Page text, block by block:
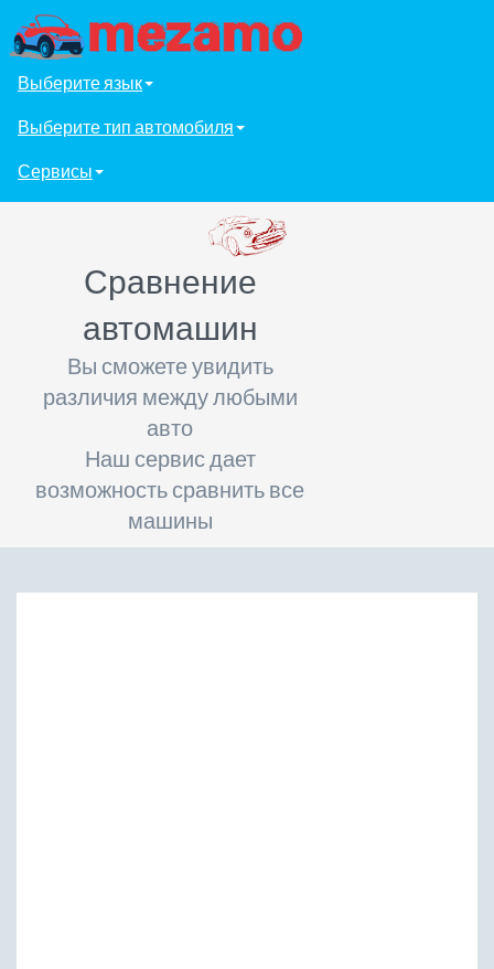
Выберите язык
Выберите тип автомобиля
Сервисы
Сравнение
автомашин
Вы сможете увидить
различия между любыми
авто
Наш сервис дает
возможность сравнить все
машины